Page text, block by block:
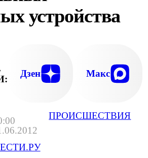
ПРОИСШЕСТВИЯ
устройства
Дзен Макс